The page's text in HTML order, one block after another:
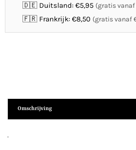
🇩🇪 Duitsland: €5,95 (gratis vanaf
🇫🇷 Frankrijk: €8,50 (gratis vanaf
Omschrijving
.